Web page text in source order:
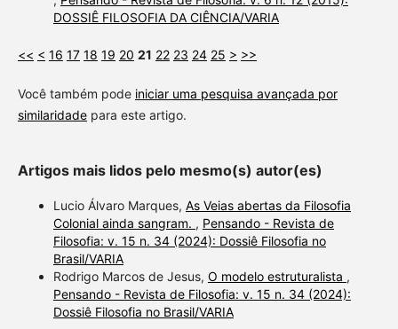
DOSSIÊ FILOSOFIA DA CIÊNCIA/VARIA
<< < 16 17 18 19 20 21 22 23 24 25 > >>
Você também pode iniciar uma pesquisa avançada por
similaridadepara este artigo.
Artigos mais lidos pelo mesmo(s) autor(es)
Lucio Álvaro Marques, As Veias abertas da Filosofia
Colonial ainda sangram. , Pensando - Revista de
Filosofia: v. 15 n. 34 (2024): Dossiê Filosofia no
Brasil/VARIA
Rodrigo Marcos de Jesus, O modelo estruturalista ,
Pensando - Revista de Filosofia: v. 15 n. 34 (2024):
Dossiê Filosofia no Brasil/VARIA